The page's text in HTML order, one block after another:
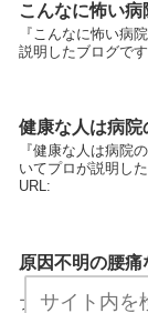
こんなに怖い病
『こんなに怖い病
説明したブログで
健康な人は病院
『健康な人は病院
いてプロが説明し
URL:
原因不明の腰痛
プロが説明したブ